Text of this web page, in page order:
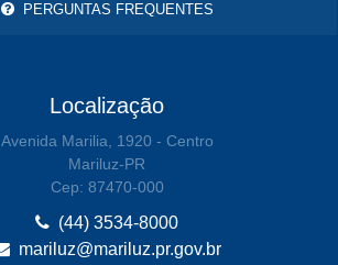
PERGUNTAS FREQUENTES
Localização
Avenida Marilia, 1920 - Centro
Mariluz-PR
Cep: 87470-000
(44) 3534-8000
mariluz@mariluz.pr.gov.br